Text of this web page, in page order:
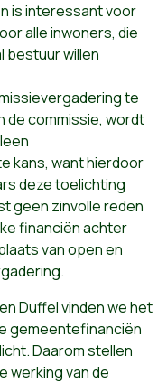
is interessant voor
alle inwoners, die
bestuur willen
te
de commissie, wordt
kans, want hierdoor
deze toelichting
geen zinvolle reden
financiën achter
van open en
Duffel vinden we het
gemeentefinanciën
Daarom stellen
werking van de